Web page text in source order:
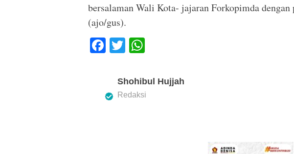
bersalaman Wali Kota- jajaran Forkopimda dengan
(ajo/gus).
F
e
T
tt
er
at
s
Shohibul Hujjah
Redaksi